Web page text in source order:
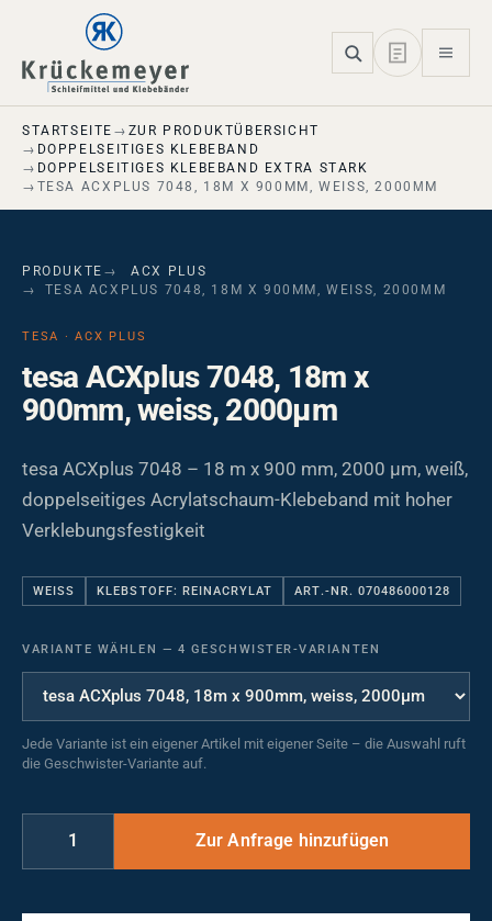
Skip to main navigation
Skip to main content
Skip to page footer
STARTSEITE
ZUR PRODUKTÜBERSICHT
DOPPELSEITIGES KLEBEBAND
DOPPELSEITIGES KLEBEBAND EXTRA STARK
TESA ACXPLUS 7048, 18M X 900MM, WEISS, 2000ΜM
PRODUKTE
ACX PLUS
TESA ACXPLUS 7048, 18M X 900MM, WEISS, 2000ΜM
TESA · ACX PLUS
tesa ACXplus 7048, 18m x
900mm, weiss, 2000µm
tesa ACXplus 7048 – 18 m x 900 mm, 2000 µm, weiß,
doppelseitiges Acrylatschaum-Klebeband mit hoher
Verklebungsfestigkeit
WEISS KLEBSTOFF: REINACRYLAT ART.-NR. 070486000128
VARIANTE WÄHLEN — 4 GESCHWISTER-VARIANTEN
Jede Variante ist ein eigener Artikel mit eigener Seite – die Auswahl ruft
die Geschwister-Variante auf.